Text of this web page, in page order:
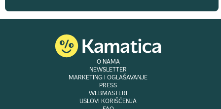
O NAMA
NEWSLETTER
MARKETING I OGLAŠAVANJE
PRESS
WEBMASTERI
USLOVI KORIŠĆENJA